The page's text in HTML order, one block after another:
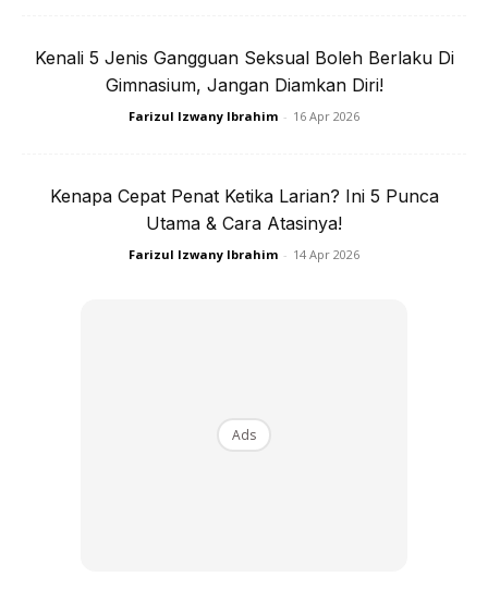
Kenali 5 Jenis Gangguan Seksual Boleh Berlaku Di
Gimnasium, Jangan Diamkan Diri!
Farizul Izwany Ibrahim - 16 Apr 2026
Kenapa Cepat Penat Ketika Larian? Ini 5 Punca
Utama & Cara Atasinya!
Farizul Izwany Ibrahim - 14 Apr 2026
Ads